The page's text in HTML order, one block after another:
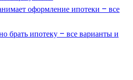
оформление ипотеки – все
брать ипотеку – все варианты и